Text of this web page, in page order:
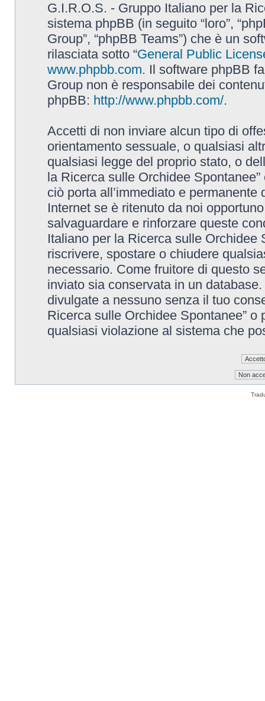
G.I.R.O.S. - Gruppo Italiano per la
sistema phpBB (in seguito “loro”,
Group”, “phpBB Teams”) che è un
rilasciata sotto “General Public
www.phpbb.com. Il software phpBB
Group non è responsabile dei
phpBB: http://www.phpbb.com/.
Accetti di non inviare alcun tipo di
orientamento sessuale, o qualsiasi
qualsiasi legge del proprio stato, o
la Ricerca sulle Orchidee
ciò porta all’immediato e
Internet se è ritenuto da noi
salvaguardare e rinforzare queste
Italiano per la Ricerca sulle Orchidee
riscrivere, spostare o chiudere
necessario. Come fruitore di questo
inviato sia conservata in un
divulgate a nessuno senza il tuo
Ricerca sulle Orchidee Spontanee”
qualsiasi violazione al sistema che